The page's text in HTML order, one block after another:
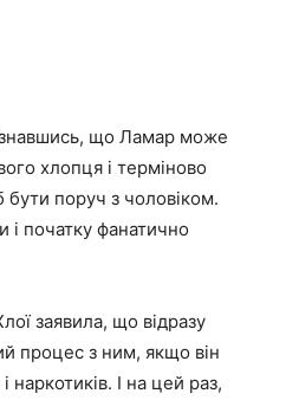
що Ламар може
хлопця і терміново
поруч з чоловіком.
і початку фанатично
заявила, що відразу
процес з ним, якщо він
І на цей раз,